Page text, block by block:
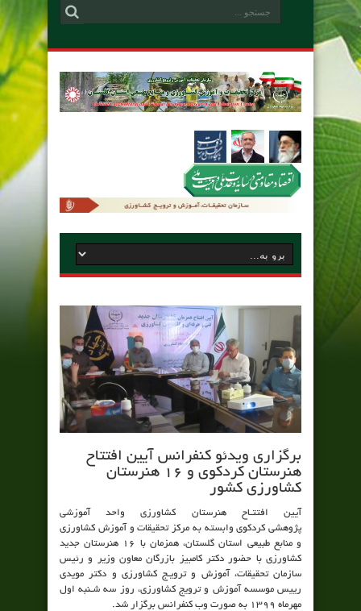
برگزاری ویدئو کنفرانس آیین افتتاح
هنرستان کردکوی و ۱۶ هنرستان
کشاورزی کشور
آیین افتتـاح هنرستان کشاورزی واحد آموزشی
پژوهشی کردکوی وابسته به مرکز تحقیقات و آموزش کشاورزی
و منابع طبیعی استان گلستان، همزمان با 16 هنرستان جدید
کشاورزي با حضور دکتر کامبیز بازرگان معاون وزیر و رئیس
سازمان تحقیقات، آموزش و ترویـج کشاورزي و دکتر مویدی
رییس موسسه آموزش و ترویج کشاورزی، روز سه شـنبه اول
مهرماه 1399 به صورت وب کنفرانس برگزار شد.